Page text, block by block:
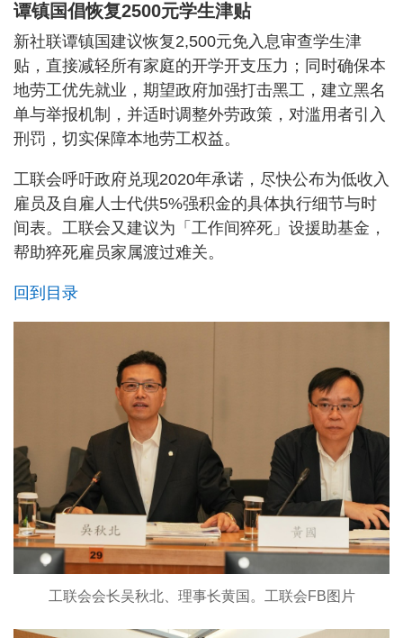
谭镇国倡恢复2500元学生津贴
新社联谭镇国建议恢复2,500元免入息审查学生津
贴，直接减轻所有家庭的开学开支压力；同时确保本
地劳工优先就业，期望政府加强打击黑工，建立黑名
单与举报机制，并适时调整外劳政策，对滥用者引入
刑罚，切实保障本地劳工权益。
工联会呼吁政府兑现2020年承诺，尽快公布为低收入
雇员及自雇人士代供5%强积金的具体执行细节与时
间表。工联会又建议为「工作间猝死」设援助基金，
帮助猝死雇员家属渡过难关。
回到目录
工联会会长吴秋北、理事长黄国。工联会FB图片